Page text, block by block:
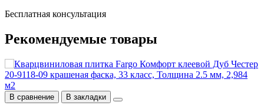
Бесплатная консультация
Рекомендуемые товары
В сравнение В закладки